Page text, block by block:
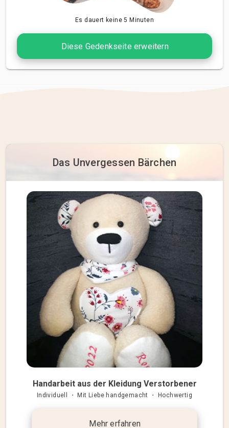
Es dauert keine 5 Minuten
Diese Gedenkseite erweitern
Das Unvergessen Bärchen
Handarbeit aus der Kleidung Verstorbener
Individuell ・ Mit Liebe handgemacht ・ Hochwertig
Mehr erfahren